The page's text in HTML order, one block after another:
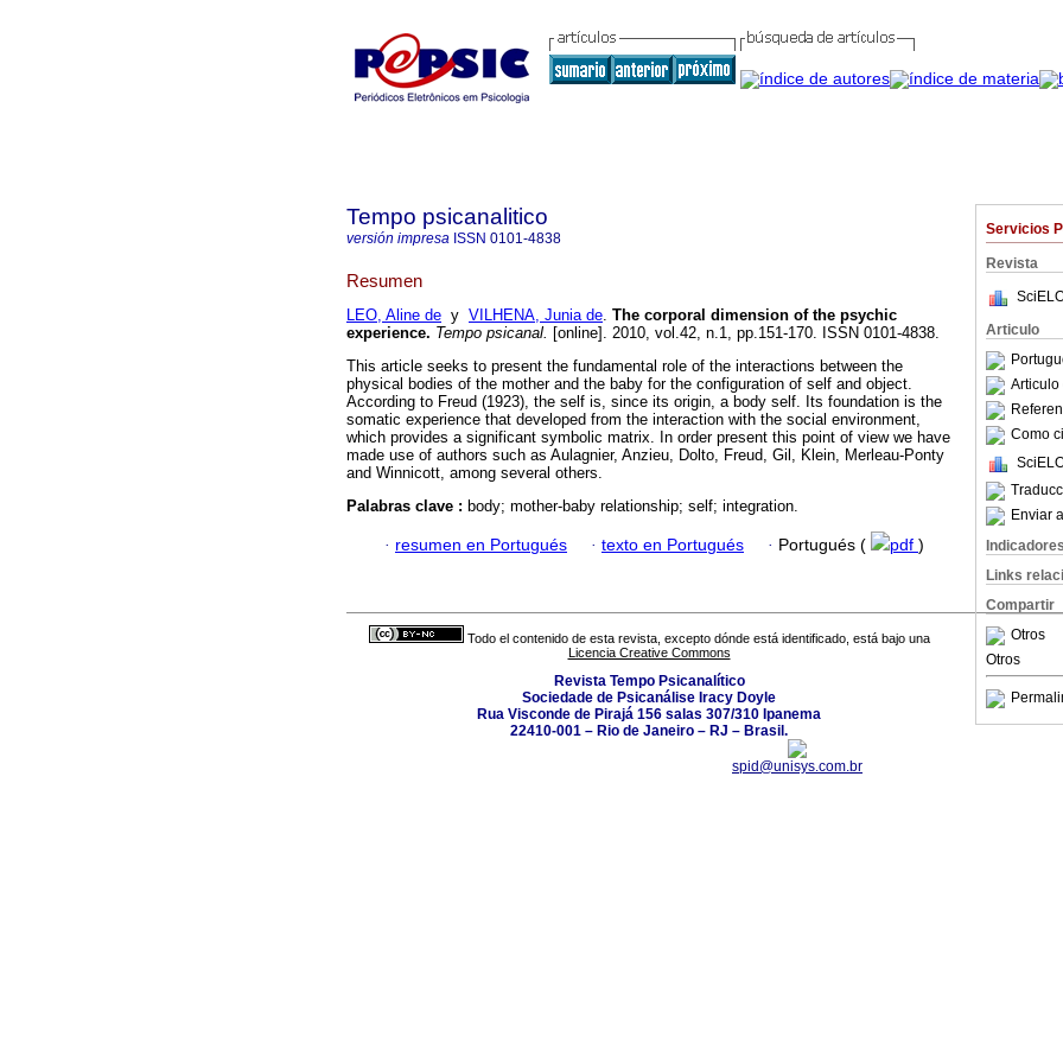
Servicios
Revista
Articulo
Articulo
Como
Enviar
Indicadores
Links
Compartir
Otros
Otros
Tempo psicanalitico
versión impresa ISSN 0101-4838
Resumen
LEO, Aline de y VILHENA, Junia de. The corporal dimension of the psychic
experience. Tempo psicanal. [online]. 2010, vol.42, n.1, pp.151-170. ISSN 0101-4838.
This article seeks to present the fundamental role of the interactions between the
physical bodies of the mother and the baby for the configuration of self and object.
According to Freud (1923), the self is, since its origin, a body self. Its foundation is the
somatic experience that developed from the interaction with the social environment,
which provides a significant symbolic matrix. In order present this point of view we have
made use of authors such as Aulagnier, Anzieu, Dolto, Freud, Gil, Klein, Merleau-Ponty
and Winnicott, among several others.
Palabras clave : body; mother-baby relationship; self; integration.
· resumen en Portugués · texto en Portugués · Portugués ( pdf )
Todo el contenido de esta revista, excepto dónde está identificado, está bajo una
Licencia Creative Commons
Revista Tempo Psicanalítico
Sociedade de Psicanálise Iracy Doyle
Rua Visconde de Pirajá 156 salas 307/310 Ipanema
22410-001 – Rio de Janeiro – RJ – Brasil.
spid@unisys.com.br